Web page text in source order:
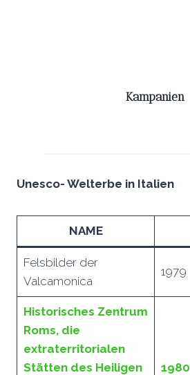
Kampanien
Unesco- Welterbe in Italien
NAME
Felsbilder der
Valcamonica
1979
Historisches Zentrum
Roms, die
extraterritorialen
Stätten des Heiligen
1980